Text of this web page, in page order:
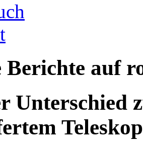
Berichte auf
Unterschied